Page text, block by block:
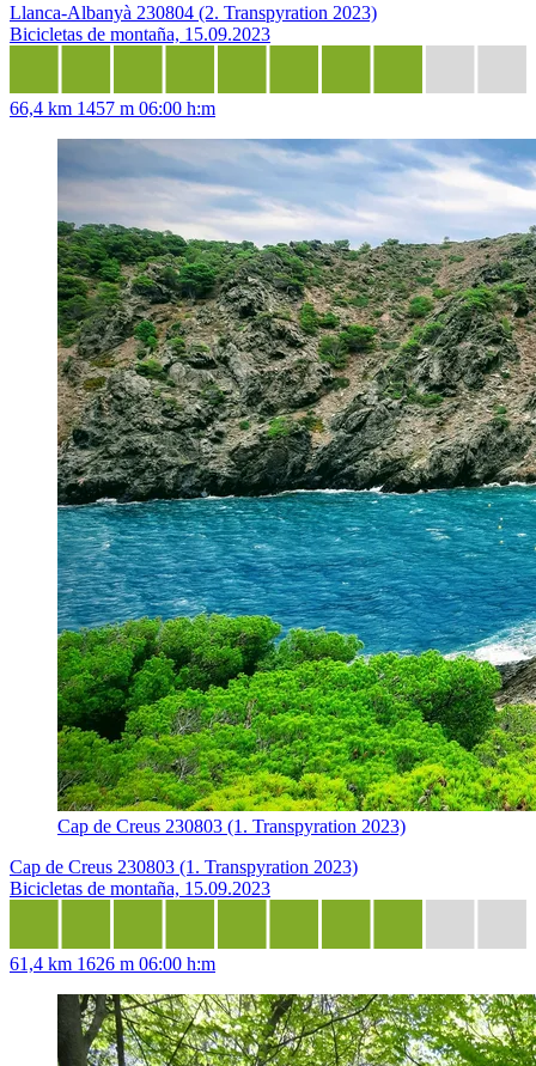
Llanca-Albanyà 230804 (2. Transpyration 2023)
Bicicletas de montaña, 15.09.2023
66,4 km 1457 m 06:00 h:m
Cap de Creus 230803 (1. Transpyration 2023)
Cap de Creus 230803 (1. Transpyration 2023)
Bicicletas de montaña, 15.09.2023
61,4 km 1626 m 06:00 h:m